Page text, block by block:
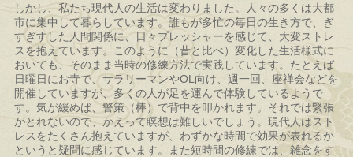
しかし、私たち現代人の生活は変わりました。人々の多くは大都
市に集中して暮らしています。誰もが多忙の毎日の生き方で、ぎ
すぎすした人間関係に、日々プレッシャーを感じて、大変ストレ
スを抱えています。このように（昔と比べ）変化した生活様式に
おいても、そのまま当時の修練方法で実践しています。たとえば
日曜日にお寺で、サラリーマンやOL向け、週一回、座禅会などを
開催していますが、多くの人が足を運んで体験しているようで
す。気が緩めば、警策（棒）で背中を叩かれます。それでは緊張
がとれないので、かえって瞑想は難しいでしょう。現代人はスト
レスをたくさん抱えていますが、わずかな時間で効果が表れるか
というと疑問に感じています。また短時間の修練では、雑念をす